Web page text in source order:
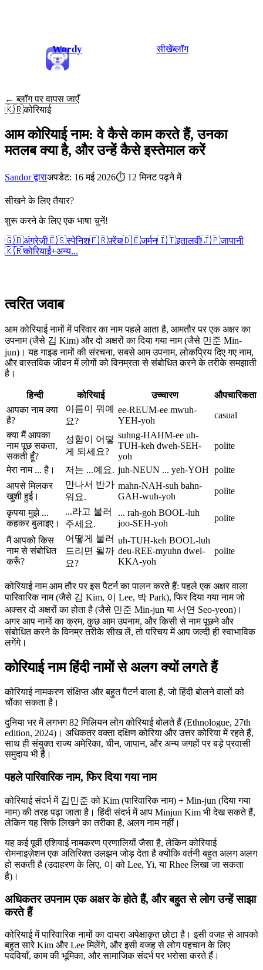
Wordy सीखेंब्लॉग
← ब्लॉग पर वापस जाएँ
🇰🇷कोरियाई
आम कोरियाई नाम: वे कैसे काम करते हैं, उनका
मतलब क्या है, और उन्हें कैसे इस्तेमाल करें
Sandor द्वाराअपडेट: 16 मई 2026⏱ 12 मिनट पढ़ने में
सीखने के लिए तैयार?
शुरू करने के लिए एक भाषा चुनें!
🇬🇧अंग्रेज़ी🇪🇸स्पेनिश🇫🇷फ़्रेंच🇩🇪जर्मन🇮🇹इतालवी🇯🇵जापानी
🇰🇷कोरियाई+अन्य...
त्वरित जवाब
आम कोरियाई नामों में परिवार का नाम पहले आता है, आमतौर पर एक अक्षर का
उपनाम (जैसे 김 Kim) और दो अक्षरों का दिया गया नाम (जैसे 민준 Min-
jun)। यह गाइड नामों की संरचना, सबसे आम उपनाम, लोकप्रिय दिए गए नाम,
और वास्तविक जीवन में लोगों को विनम्रता से संबोधित करने के तरीके समझाती
है।
हिन्दी कोरियाई उच्चारण
औपचारिकता
आपका नाम क्या
है?
이름이 뭐예
요?
ee-REUM-ee mwuh-
YEH-yoh
casual
क्या मैं आपका
नाम पूछ सकता,
सकती हूँ?
성함이 어떻
게 되세요?
suhng-HAHM-ee uh-
TUH-keh dweh-SEH-
yoh
polite
मेरा नाम ... है। 저는 ...예요. juh-NEUN ... yeh-YOH polite
आपसे मिलकर
खुशी हुई।
만나서 반가
워요.
mahn-NAH-suh bahn-
GAH-wuh-yoh
polite
कृपया मुझे ...
कहकर बुलाइए।
...라고 불러
주세요.
... rah-goh BOOL-luh
joo-SEH-yoh
polite
मैं आपको किस
नाम से संबोधित
करूँ?
어떻게 불러
드리면 될까
요?
uh-TUH-keh BOOL-luh
deu-REE-myuhn dwel-
KKA-yoh
polite
कोरियाई नाम आम तौर पर इस पैटर्न का पालन करते हैं: पहले एक अक्षर वाला
पारिवारिक नाम (जैसे 김 Kim, 이 Lee, 박 Park), फिर दिया गया नाम जो
अक्सर दो अक्षरों का होता है (जैसे 민준 Min-jun या 서연 Seo-yeon)।
अगर आप नामों का क्रम, कुछ आम उपनाम, और किसी से नाम पूछने और
संबोधित करने के विनम्र तरीके सीख लें, तो परिचय में आप जल्दी ही स्वाभाविक
लगेंगे।
कोरियाई नाम हिंदी नामों से अलग क्यों लगते हैं
कोरियाई नामकरण संक्षिप्त और बहुत पैटर्न वाला है, जो हिंदी बोलने वालों को
चौंका सकता है।
दुनिया भर में लगभग 82 मिलियन लोग कोरियाई बोलते हैं (Ethnologue, 27th
edition, 2024)। अधिकतर वक्ता दक्षिण कोरिया और उत्तर कोरिया में रहते हैं,
साथ ही संयुक्त राज्य अमेरिका, चीन, जापान, और अन्य जगहों पर बड़े प्रवासी
समुदाय भी हैं।
पहले पारिवारिक नाम, फिर दिया गया नाम
कोरियाई संदर्भ में 김민준 को Kim (पारिवारिक नाम) + Min-jun (दिया गया
नाम) की तरह पढ़ा जाता है। हिंदी संदर्भ में आप Minjun Kim भी देख सकते हैं,
लेकिन यह सिर्फ लिखने का तरीका है, अलग नाम नहीं।
यह कई पूर्वी एशियाई नामकरण प्रणालियों जैसा है, लेकिन कोरियाई
रोमनाइज़ेशन एक अतिरिक्त उलझन जोड़ देता है क्योंकि वर्तनी बहुत अलग अलग
हो सकती है (उदाहरण के लिए, 이 को Lee, Yi, या Rhee लिखा जा सकता
है)।
अधिकतर उपनाम एक अक्षर के होते हैं, और बहुत से लोग उन्हें साझा
करते हैं
कोरियाई में पारिवारिक नामों का दायरा अपेक्षाकृत छोटा है। इसी वजह से आपको
बहुत सारे Kim और Lee मिलेंगे, और इसी वजह से लोग पहचान के लिए
पदवियाँ, काम की भूमिका, और सामाजिक संदर्भ पर भरोसा करते हैं।